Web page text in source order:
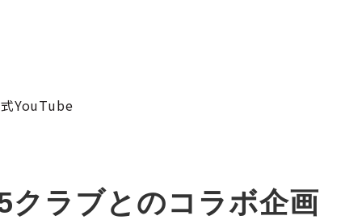
YouTube
クラブとのコラボ企画